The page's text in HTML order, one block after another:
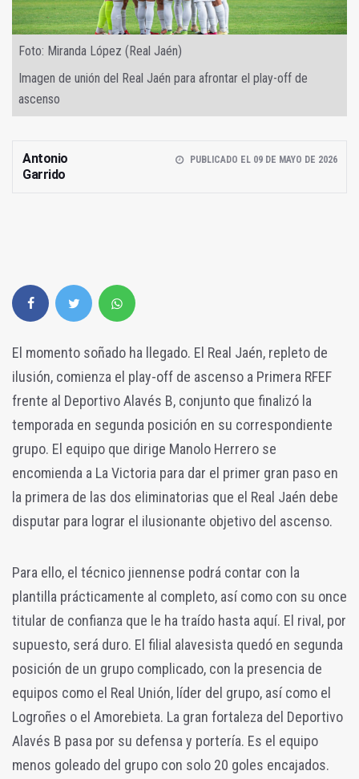
Foto: Miranda López (Real Jaén)
Imagen de unión del Real Jaén para afrontar el play-off de
ascenso
Antonio
Garrido
PUBLICADO EL 09 DE MAYO DE 2026
El momento soñado ha llegado. El Real Jaén, repleto de
ilusión, comienza el play-off de ascenso a Primera RFEF
frente al Deportivo Alavés B, conjunto que finalizó la
temporada en segunda posición en su correspondiente
grupo. El equipo que dirige Manolo Herrero se
encomienda a La Victoria para dar el primer gran paso en
la primera de las dos eliminatorias que el Real Jaén debe
disputar para lograr el ilusionante objetivo del ascenso.
Para ello, el técnico jiennense podrá contar con la
plantilla prácticamente al completo, así como con su once
titular de confianza que le ha traído hasta aquí. El rival, por
supuesto, será duro. El filial alavesista quedó en segunda
posición de un grupo complicado, con la presencia de
equipos como el Real Unión, líder del grupo, así como el
Logroñes o el Amorebieta. La gran fortaleza del Deportivo
Alavés B pasa por su defensa y portería. Es el equipo
menos goleado del grupo con solo 20 goles encajados.